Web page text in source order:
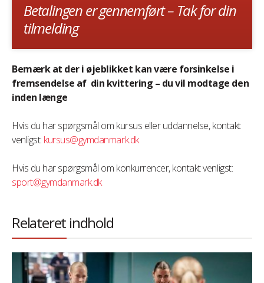
Betalingen er gennemført – Tak for din
tilmelding
Bemærk at der i øjeblikket kan være forsinkelse i
fremsendelse af din kvittering – du vil modtage den
inden længe
Hvis du har spørgsmål om kursus eller uddannelse, kontakt
venligst: kursus@gymdanmark.dk
Hvis du har spørgsmål om konkurrencer, kontakt venligst:
sport@gymdanmark.dk
Relateret indhold